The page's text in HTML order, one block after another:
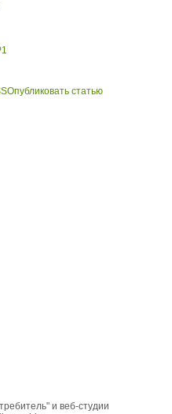
Опубликовать статью
и веб-студии